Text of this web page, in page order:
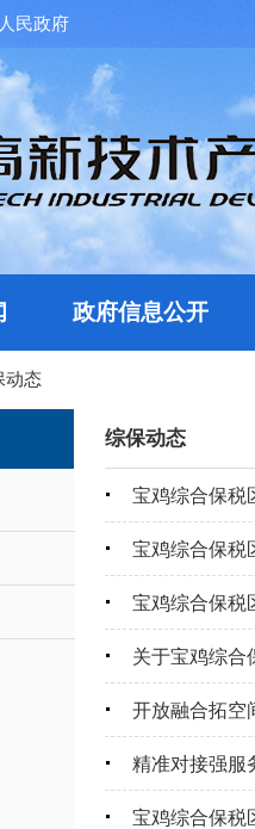
民政府
政府信息公开
动态
综保动态
宝鸡综合保税
宝鸡综合保税
宝鸡综合保税
关于宝鸡综合
开放融合拓空
精准对接强
宝鸡综合保税